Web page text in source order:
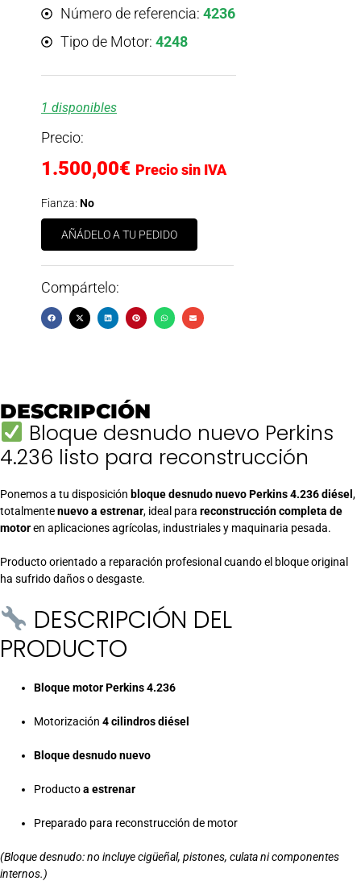
Número de referencia: 4236
Tipo de Motor: 4248
1 disponibles
Precio:
1.500,00€ Precio sin IVA
Fianza: No
AÑÁDELO A TU PEDIDO
Compártelo:
DESCRIPCIÓN
Bloque desnudo nuevo Perkins
4.236 listo para reconstrucción
Ponemos a tu disposición bloque desnudo nuevo Perkins 4.236 diésel,
totalmentenuevo a estrenar, ideal para reconstrucción completa de
motoren aplicaciones agrícolas, industriales y maquinaria pesada.
Producto orientado a reparación profesional cuando el bloque original
ha sufrido daños o desgaste.
DESCRIPCIÓN DEL
PRODUCTO
Bloque motor Perkins 4.236
Motorización 4 cilindros diésel
Bloque desnudo nuevo
Productoa estrenar
Preparado para reconstrucción de motor
(Bloque desnudo: no incluye cigüeñal, pistones, culata ni componentes
internos.)